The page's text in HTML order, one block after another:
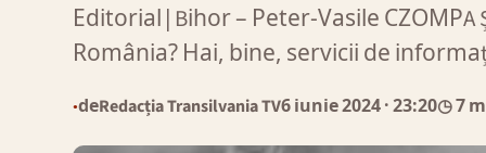
Editorial|Bihor – Peter-Vasile
România? Hai, bine, servicii de
●deRedacția Transilvania TV6 iunie 2024· 23:20◷ 7